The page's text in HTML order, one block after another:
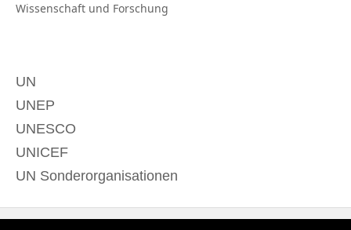
Wissenschaft und Forschung
UN
UNEP
UNESCO
UNICEF
UN Sonderorganisationen